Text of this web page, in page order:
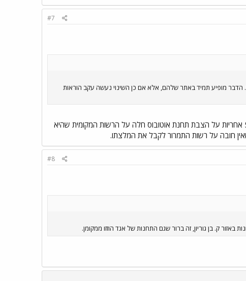
#7
הדבר מופיע תמיד באתר שלהם, אלא אם כן השינוי נעשה עקב הוראות
באחריות רשות התמרור המקומית תחנת אוטובוס הינה תמרור דרך ככל התמרורוים וסימנה ב- 56 אחריות על הצבת תחנת אוטובוס חלה על הרשות המקומית שהיא
חובה על רשות התמרור לקבל את המלצתו.
#8
ק. בן גוריון, זה ברור שגם התחנות של אגד הוזזו ממקומן.